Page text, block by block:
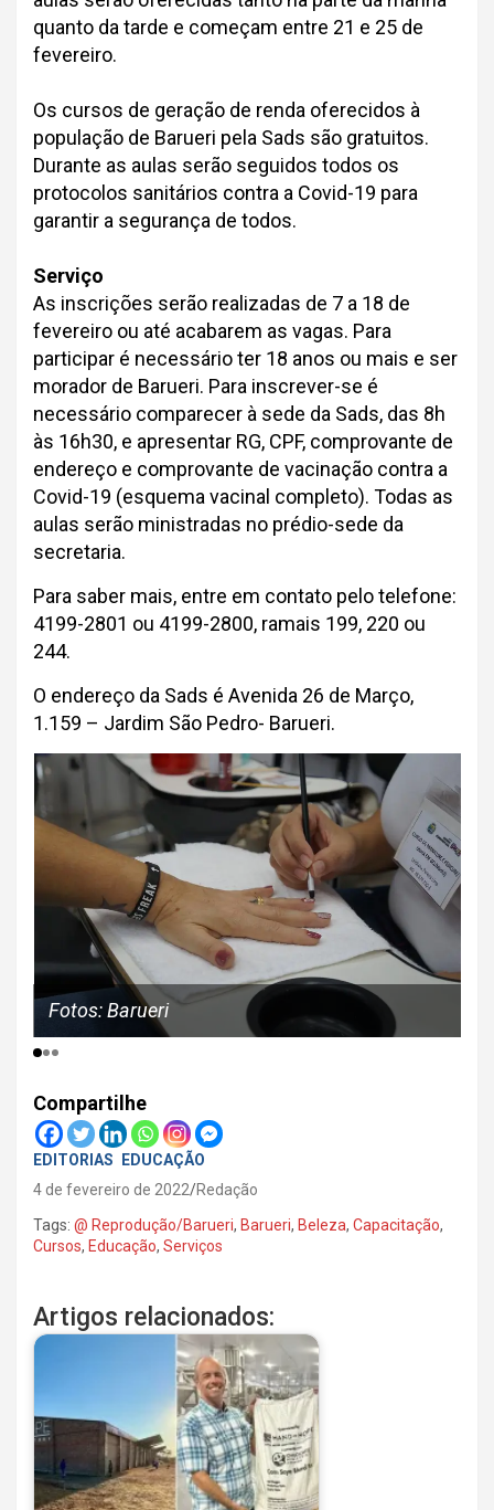
quanto da tarde e começam entre 21 e 25 de
fevereiro.
Os cursos de geração de renda oferecidos à
população de Barueri pela Sads são gratuitos.
Durante as aulas serão seguidos todos os
protocolos sanitários contra a Covid-19 para
garantir a segurança de todos.
Serviço
As inscrições serão realizadas de 7 a 18 de
fevereiro ou até acabarem as vagas. Para
participar é necessário ter 18 anos ou mais e ser
morador de Barueri. Para inscrever-se é
necessário comparecer à sede da Sads, das 8h
às 16h30, e apresentar RG, CPF, comprovante de
endereço e comprovante de vacinação contra a
Covid-19 (esquema vacinal completo). Todas as
aulas serão ministradas no prédio-sede da
secretaria.
Para saber mais, entre em contato pelo telefone:
4199-2801 ou 4199-2800, ramais 199, 220 ou
244.
O endereço da Sads é Avenida 26 de Março,
1.159 – Jardim São Pedro- Barueri.
Fotos: Barueri
Compartilhe
EDITORIAS
EDUCAÇÃO
4 de fevereiro de 2022 Redação
Tags: @ Reprodução/Barueri, Barueri, Beleza, Capacitação,
Cursos, Educação, Serviços
Artigos relacionados: